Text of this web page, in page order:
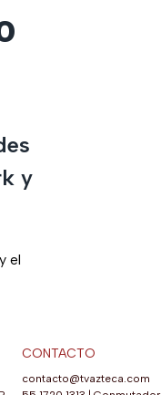
y
el
CONTACTO
contacto@tvazteca.com